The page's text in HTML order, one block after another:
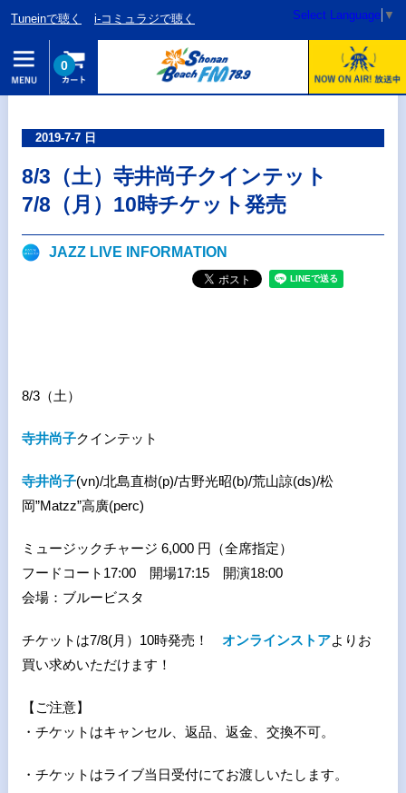
Tuneinで聴く i-コミュラジで聴く Select Language ▼
0
2019-7-7 日
8/3（土）寺井尚子クインテット
7/8（月）10時チケット発売
JAZZ LIVE INFORMATION
8/3（土）
寺井尚子クインテット
寺井尚子(vn)/北島直樹(p)/古野光昭(b)/荒山諒(ds)/松
岡”Matzz”高廣(perc)
ミュージックチャージ 6,000 円（全席指定）
フードコート17:00 開場17:15 開演18:00
会場：ブルービスタ
チケットは7/8(月）10時発売！ オンラインストアよりお
買い求めいただけます！
【ご注意】
・チケットはキャンセル、返品、返金、交換不可。
・チケットはライブ当日受付にてお渡しいたします。